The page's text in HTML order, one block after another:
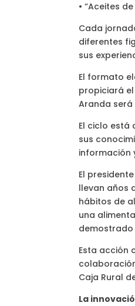
• “Aceites
Cada
diferentes
sus
El formato
propiciará el
Aranda
El ciclo
sus
información
El
llevan años
hábitos de
una
demostrado
Esta acción
Caja Rural
La